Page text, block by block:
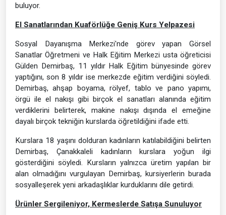
buluyor.
El Sanatlarından Kuaförlüğe Geniş Kurs Yelpazesi
Sosyal Dayanışma Merkezi'nde görev yapan Görsel
Sanatlar Öğretmeni ve Halk Eğitim Merkezi usta öğreticisi
Gülden Demirbaş, 11 yıldır Halk Eğitim bünyesinde görev
yaptığını, son 8 yıldır ise merkezde eğitim verdiğini söyledi.
Demirbaş, ahşap boyama, rölyef, tablo ve pano yapımı,
örgü ile el nakışı gibi birçok el sanatları alanında eğitim
verdiklerini belirterek, makine nakışı dışında el emeğine
dayalı birçok tekniğin kurslarda öğretildiğini ifade etti.
Kurslara 18 yaşını dolduran kadınların katılabildiğini belirten
Demirbaş, Çanakkaleli kadınların kurslara yoğun ilgi
gösterdiğini söyledi. Kursların yalnızca üretim yapılan bir
alan olmadığını vurgulayan Demirbaş, kursiyerlerin burada
sosyalleşerek yeni arkadaşlıklar kurduklarını dile getirdi.
Ürünler Sergileniyor, Kermeslerde Satışa Sunuluyor